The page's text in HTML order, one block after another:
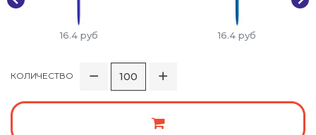
16.4 руб 16.4 руб
КОЛИЧЕСТВО